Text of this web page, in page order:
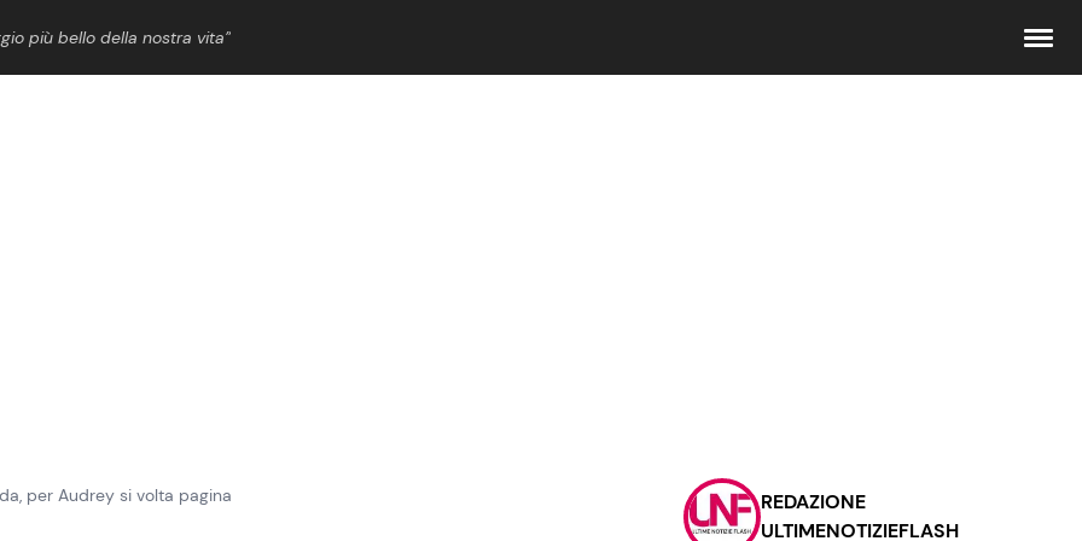
più bello della nostra vita”
Contattaci
Pubblicità
per Audrey si volta pagina
REDAZIONE
ULTIMENOTIZIEFLASH